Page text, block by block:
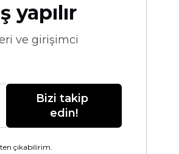
yapılır
ve girişimci
Bizi takip
edin!
çıkabilirim.